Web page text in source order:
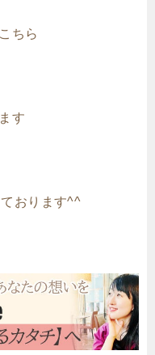
ちら
す
おります^^